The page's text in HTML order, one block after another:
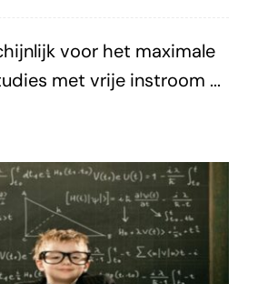
voor het maximale
met vrije instroom ...